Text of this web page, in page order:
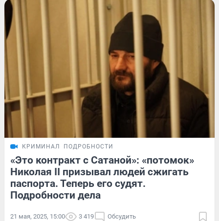
КРИМИНАЛ ПОДРОБНОСТИ
«Это контракт с Сатаной»: «потомок»
Николая II призывал людей сжигать
паспорта. Теперь его судят.
Подробности дела
21 мая, 2025, 15:00 3 419 Обсудить